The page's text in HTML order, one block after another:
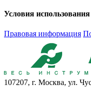
Условия использования
Правовая информация
107207, г. Москва, ул.